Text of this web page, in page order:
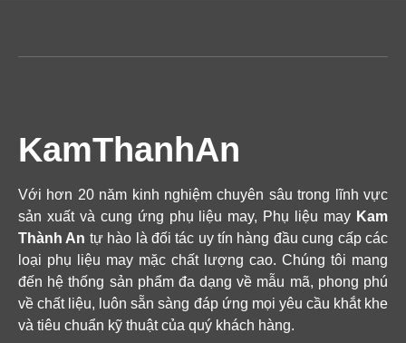
KamThanhAn
Với hơn 20 năm kinh nghiệm chuyên sâu trong lĩnh vực
sản xuất và cung ứng phụ liệu may, Phụ liệu may Kam
Thành An tự hào là đối tác uy tín hàng đầu cung cấp các
loại phụ liệu may mặc chất lượng cao. Chúng tôi mang
đến hệ thống sản phẩm đa dạng về mẫu mã, phong phú
về chất liệu, luôn sẵn sàng đáp ứng mọi yêu cầu khắt khe
và tiêu chuẩn kỹ thuật của quý khách hàng.